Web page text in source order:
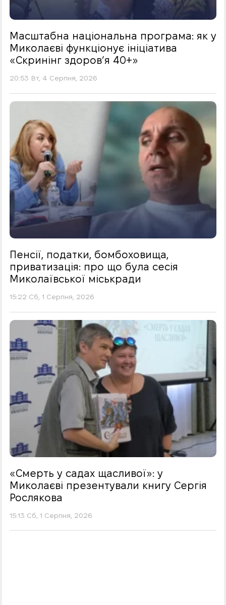
Масштабна національна програма: як у
Миколаєві функціонує ініціатива
«Скринінг здоровʼя 40+»
20:53 Вт, 4 Серпня, 2026
Пенсії, податки, бомбоховища,
приватизація: про що була сесія
Миколаївської міськради
15:22 Сб, 1 Серпня, 2026
«Смерть у садах щасливої»: у
Миколаєві презентували книгу Сергія
Рослякова
15:13 Сб, 1 Серпня, 2026